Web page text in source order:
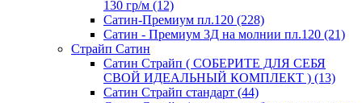
130 гр/м (12)
Сатин-Премиум пл.120 (228)
Сатин - Премиум 3Д на молнии пл.120 (21)
Страйп Сатин
Сатин Страйп ( СОБЕРИТЕ ДЛЯ СЕБЯ
СВОЙ ИДЕАЛЬНЫЙ КОМПЛЕКТ ) (13)
Сатин Страйп стандарт (44)